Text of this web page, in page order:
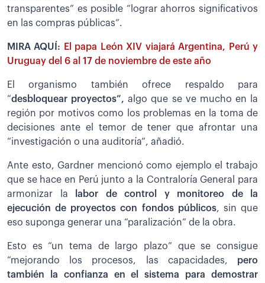
transparentes” es posible “lograr ahorros significativos
en las compras públicas”.
MIRA AQUÍ:
El papa León XIV viajará Argentina, Perú y
Uruguay del 6 al 17 de noviembre de este año
El organismo también ofrece respaldo para
“desbloquear proyectos”, algo que se ve mucho en la
región por motivos como los problemas en la toma de
decisiones ante el temor de tener que afrontar una
“investigación o una auditoría”, añadió.
Ante esto, Gardner mencionó como ejemplo el trabajo
que se hace en Perú junto a la Contraloría General para
armonizar la labor de control y monitoreo de la
ejecución de proyectos con fondos públicos, sin que
eso suponga generar una “paralización” de la obra.
Esto es “un tema de largo plazo” que se consigue
“mejorando los procesos, las capacidades, pero
también la confianza en el sistema para demostrar